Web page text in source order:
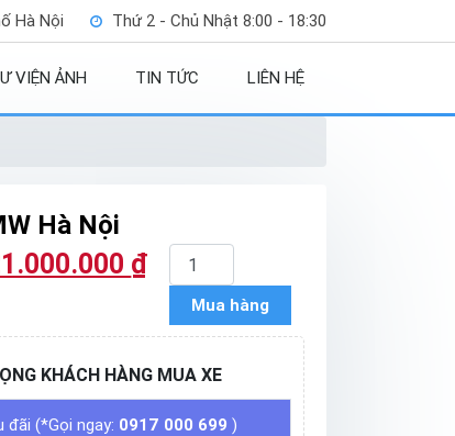
Hà Nội Thứ 2 - Chủ Nhật 8:00 - 18:30
VIỆN ẢNH TIN TỨC LIÊN HỆ
Hà Nội
₫
BMW
X5
Sport
BMW
Hà
Nội
Mua hàng
KHÁCH HÀNG MUA XE
(*Gọi ngay: 0917 000 699 )